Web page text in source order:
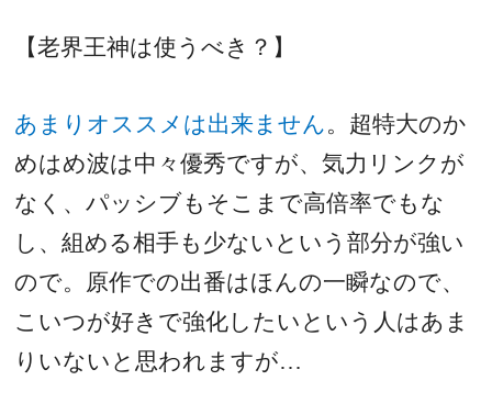
【老界王神は使うべき？】
あまりオススメは出来ません。超特大のか
めはめ波は中々優秀ですが、気力リンクが
なく、パッシブもそこまで高倍率でもな
し、組める相手も少ないという部分が強い
ので。原作での出番はほんの一瞬なので、
こいつが好きで強化したいという人はあま
りいないと思われますが…